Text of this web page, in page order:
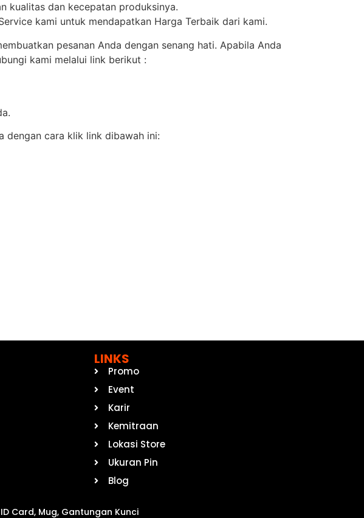
kualitas dan kecepatan produksinya.
kami untuk mendapatkan Harga Terbaik dari kami.
pesanan Anda dengan senang hati. Apabila Anda
kami melalui link berikut :
dengan cara klik link dibawah ini:
LINKS
Promo
Event
Karir
Kemitraan
Lokasi Store
Ukuran Pin
Blog
Card, Mug, Gantungan Kunci